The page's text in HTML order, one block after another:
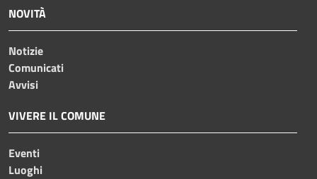
NOVITÀ
Notizie
Comunicati
Avvisi
VIVERE IL COMUNE
Eventi
Luoghi